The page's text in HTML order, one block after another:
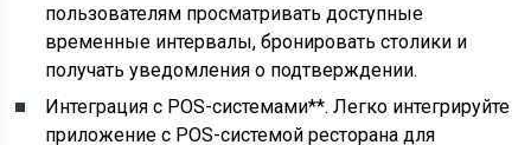
пользователям просматривать доступные
временные интервалы, бронировать столики и
получать уведомления о подтверждении.
Интеграция с POS-системами**. Легко интегрируйте
приложение с POS-системой ресторана для